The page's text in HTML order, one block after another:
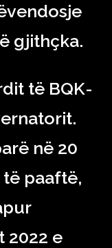
gjithçka.
të BQK-
në 20
paaftë,
2022 e